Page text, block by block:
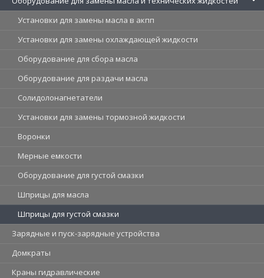
Установки для замены масла в акпп
Установки для замены охлаждающей жидкости
Оборудование для сбора масла
Оборудование для раздачи масла
Солидолонагнетатели
Установки для замены тормозной жидкости
Воронки
Мерные емкости
Оборудование для густой смазки
Шприцы для масла
Шприцы для густой смазки
Зарядные и пуск-зарядные устройства
Домкраты
Краны гидравлические